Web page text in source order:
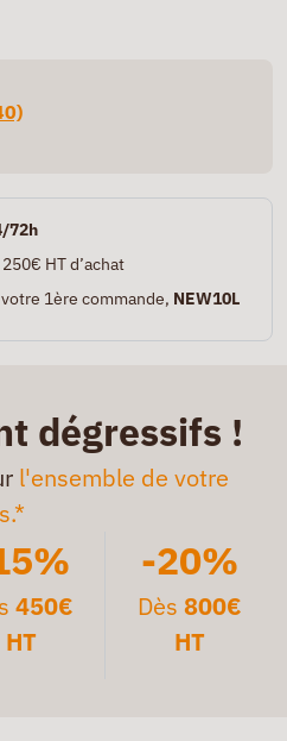
72h
HT d’achat
1ère commande, NEW10L
dégressifs !
l'ensemble de votre
450€
HT
-20%
Dès 800€
HT